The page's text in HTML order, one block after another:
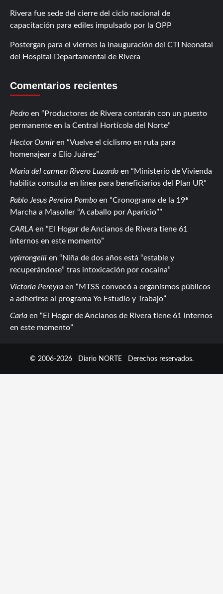
Rivera fue sede del cierre del ciclo nacional de
capacitación para ediles impulsado por la OPP
Postergan para el viernes la inauguración del CTI Neonatal
del Hospital Departamental de Rivera
Comentarios recientes
Pedro en
Productores de Rivera contarán con un puesto
permanente en la Central Hortícola del Norte
Hector Osmiren
Vuelve el ciclismo en ruta para
homenajear a Elio Juárez
Maria del carmen Rivero Luzardo en
Ministerio de Vivienda
habilita consulta en línea para beneficiarios del Plan UR
Pablo Jesus Pereira Pombo en
Cronograma de la 19ª
Marcha a Masoller “A caballo por Aparicio”
CARLA en
El Hogar de Ancianos de Rivera tiene 61
internos en este momento
vpirrongelli en
Niña de dos años está “estable y
recuperándose” tras intoxicación por cocaína
Victoria Pereyra en
MTSS convocó a organismos públicos
a adherirse al programa Yo Estudio y Trabajo
Carla en
El Hogar de Ancianos de Rivera tiene 61 internos
en este momento
© 2006-2026 Diario NORTEDerechos reservados.